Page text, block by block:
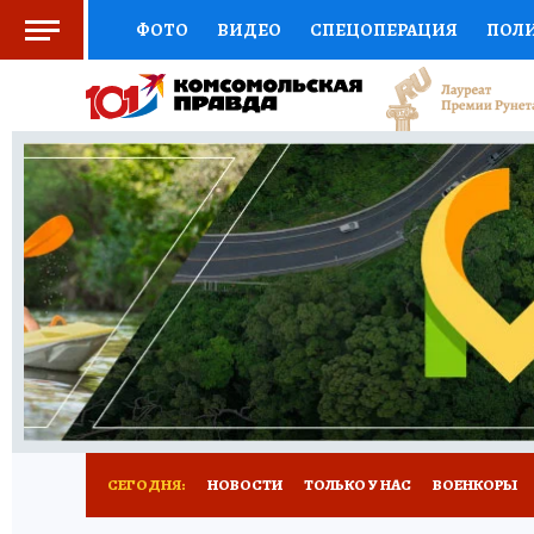
ФОТО ВИДЕО СПЕЦОПЕРАЦИЯ
СОЦПОДДЕРЖКА НАУКА СПОРТ
ВЫБОР ЭКСПЕРТОВ ДОКТОР
КНИЖНАЯ ПОЛКА ПРОГНОЗЫ НА СПОРТ
ПРЕСС-ЦЕНТР НЕДВИЖИМОСТЬ
РАДИО КП РЕКЛАМА ТЕСТЫ НОВОЕ
СЕГОДНЯ: НОВОСТИ ТОЛЬКО У НАС ВОЕНКОРЫ